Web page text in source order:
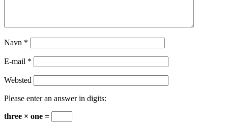
Navn *
E-mail *
Websted
Please enter an answer in digits:
three × one =